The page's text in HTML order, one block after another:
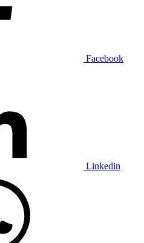
Facebook
Linkedin